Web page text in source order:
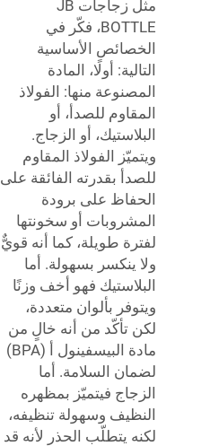
مثل زجاجات JB
BOTTLE، فكّر في
الخصائص الأساسية
التالية: أولًا، المادة
المصنوعة منها: الفولاذ
المقاوم للصدأ، أو
البلاستيك، أو الزجاج.
ويتميّز الفولاذ المقاوم
للصدأ بقدرته الفائقة على
الحفاظ على برودة
المشروبات أو سخونتها
لفترة طويلة، كما أنه قويٌّ
ولا ينكسر بسهولة. أما
البلاستيك فهو أخف وزنًا
ويتوفر بألوان متعددة،
لكن تأكّد من أنه خالٍ من
مادة البيسفينول أ (BPA)
لضمان السلامة. أما
الزجاج فيتميّز بمظهره
النظيف وسهولة تنظيفه،
لكنه يتطلّب الحذر لأنه قد